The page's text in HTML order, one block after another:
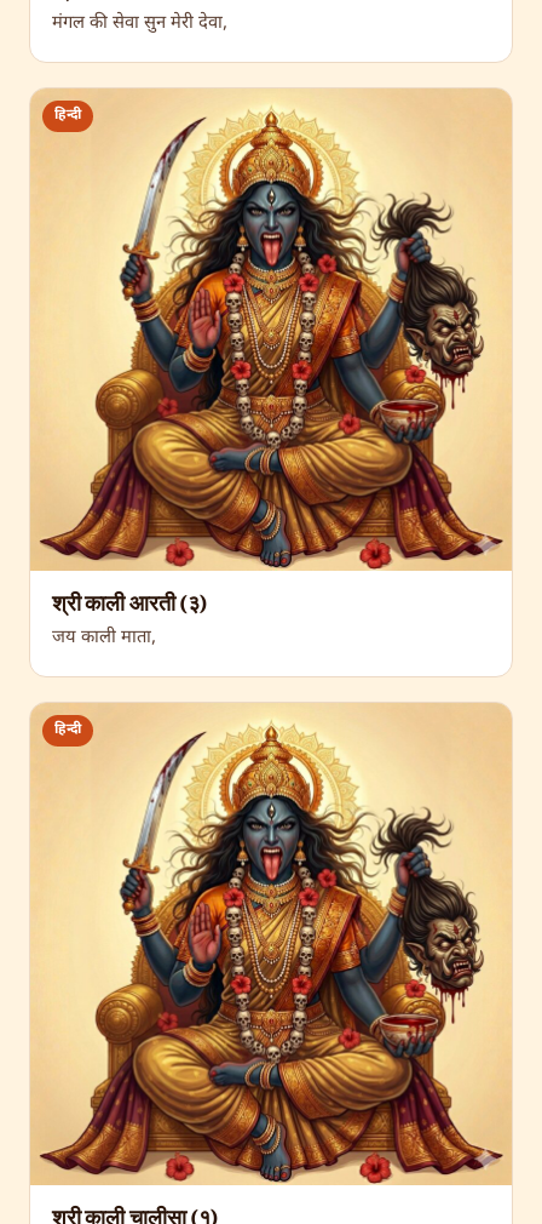
मंगल की सेवा सुन मेरी देवा,
हिन्दी
श्री काली आरती (३)
जय काली माता,
हिन्दी
श्री काली चालीसा (१)